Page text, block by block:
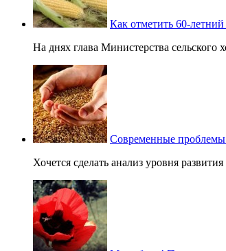
Как отметить 60-
На днях глава Министерства сельского
Современные проблемы
Хочется сделать анализ уровня